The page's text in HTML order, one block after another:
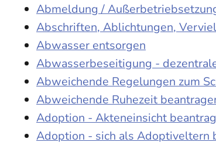
Abmeldung /
Abschriften, Ablichtungen,
Abwasser entsorgen
Abwasserbeseitigung -
Abweichende Regelungen zum
Abweichende Ruhezeit
Adoption - Akteneinsicht
Adoption - sich als Adoptiveltern